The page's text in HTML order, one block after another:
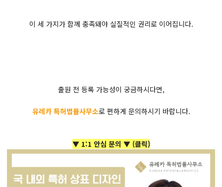
이 세 가지가 함께 충족돼야 실질적인 권리로 이어집니다.
출원 전 등록 가능성이 궁금하시다면,
유레카 특허법률사무소로 편하게 문의하시기 바랍니다.
▼ 1:1 안심 문의 ▼ (클릭)